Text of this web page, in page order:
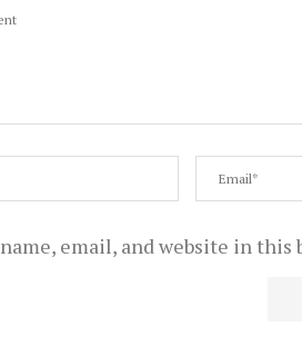
name, email, and website in